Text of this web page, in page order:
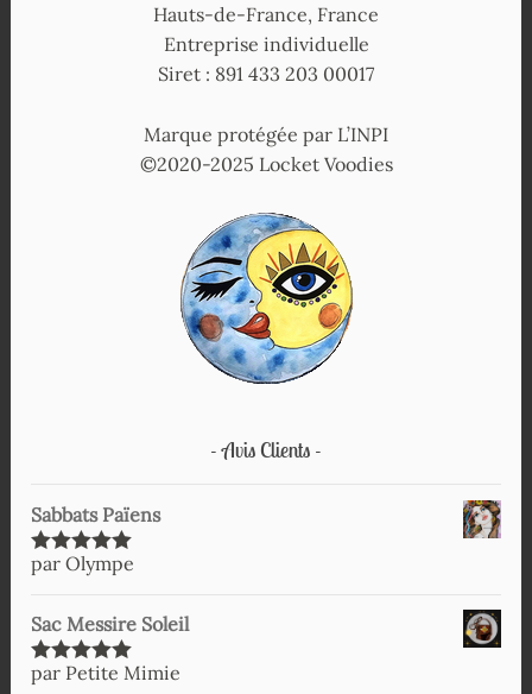
Hauts-de-France, France
Entreprise individuelle
Siret : 891 433 203 00017
Marque protégée par L’INPI
©2020-2025 Locket Voodies
Avis Clients
Sabbats Païens
Note5sur
par Olympe
Sac Messire Soleil
Note5sur
par Petite Mimie